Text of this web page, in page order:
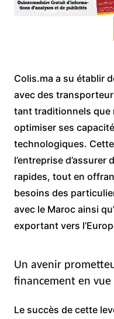
Colis.ma a su établir
avec des
tant traditionnels
optimiser ses
technologiques.
l’entreprise
rapides, tout en
besoins des
avec le Maroc ainsi
exportant vers
Un avenir
financement en vue
Le succès de cette